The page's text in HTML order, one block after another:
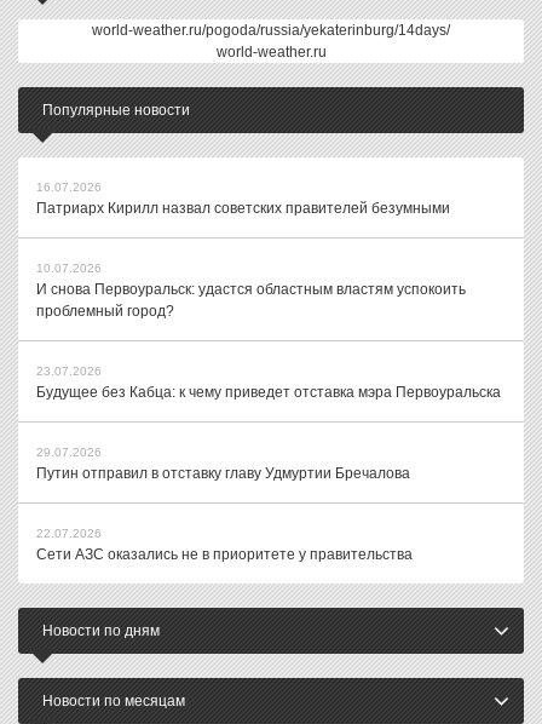
world-weather.ru/pogoda/russia/yekaterinburg/14days/
world-weather.ru
Популярные новости
16.07.2026
Патриарх Кирилл назвал советских правителей безумными
10.07.2026
И снова Первоуральск: удастся областным властям успокоить
проблемный город?
23.07.2026
Будущее без Кабца: к чему приведет отставка мэра Первоуральска
29.07.2026
Путин отправил в отставку главу Удмуртии Бречалова
22.07.2026
Сети АЗС оказались не в приоритете у правительства
Новости по дням
Новости по месяцам